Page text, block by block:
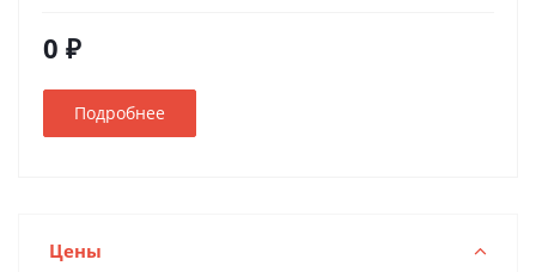
0 ₽
Подробнее
Цены